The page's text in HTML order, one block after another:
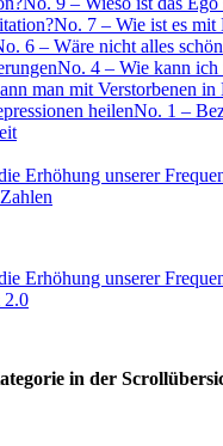
No. 7 – Wie ist es mit
6 – Wäre nicht alles
No. 4 – Wie kann ich
man mit Verstorbenen in
heilenNo. 1 –
2.0
in der